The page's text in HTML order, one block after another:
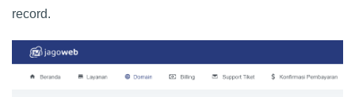
record.